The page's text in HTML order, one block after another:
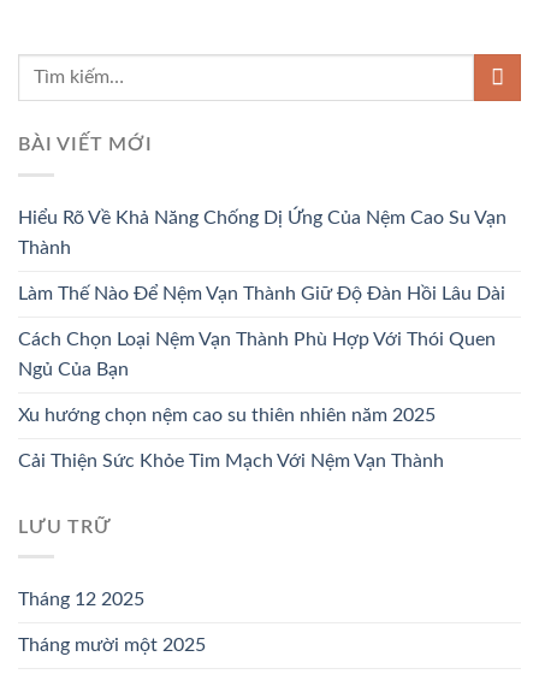
BÀI VIẾT MỚI
Hiểu Rõ Về Khả Năng Chống Dị Ứng Của Nệm Cao Su Vạn
Thành
Làm Thế Nào Để Nệm Vạn Thành Giữ Độ Đàn Hồi Lâu Dài
Cách Chọn Loại Nệm Vạn Thành Phù Hợp Với Thói Quen
Ngủ Của Bạn
Xu hướng chọn nệm cao su thiên nhiên năm 2025
Cải Thiện Sức Khỏe Tim Mạch Với Nệm Vạn Thành
LƯU TRỮ
Tháng 12 2025
Tháng mười một 2025